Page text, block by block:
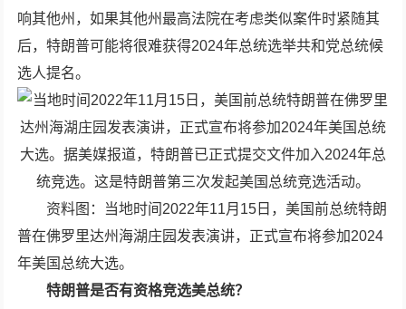
响其他州，如果其他州最高法院在考虑类似案件时紧随其
后，特朗普可能将很难获得2024年总统选举共和党总统候
选人提名。
资料图：当地时间2022年11月15日，美国前总统特朗
普在佛罗里达州海湖庄园发表演讲，正式宣布将参加2024
年美国总统大选。
特朗普是否有资格竞选美总统？